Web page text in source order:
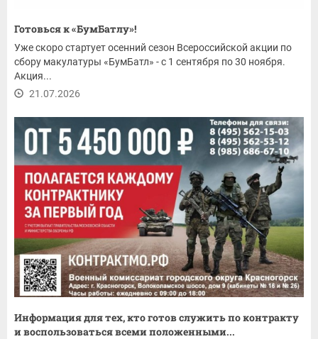
Готовься к «БумБатлу»!
Уже скоро стартует осенний сезон Всероссийской акции по
сбору макулатуры «БумБатл» - с 1 сентября по 30 ноября.
Акция...
21.07.2026
Информация для тех, кто готов служить по контракту
и воспользоваться всеми положенными...